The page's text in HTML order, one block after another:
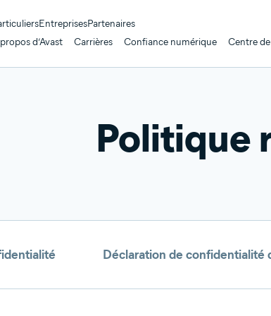
EntreprisesPartenaires
d’Avast
Carrières Confiance numérique Centre
Politique
Déclaration de confidentialité